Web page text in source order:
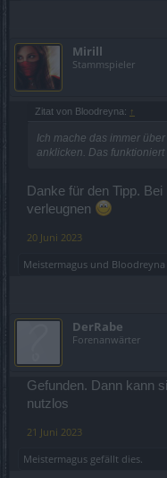
Mirill
Stammspieler
Zitat von Bloodreyna: ↑
Ich mache das immer
anklicken. Das funktioniert
Danke für den Tipp.
verleugnen
20 Juni 2023
Meistermagus und Bloodreyna
DerRabe
Forenanwärter
Gefunden. Dann kann
nutzlos
21 Juni 2023
Meistermagus gefällt dies.